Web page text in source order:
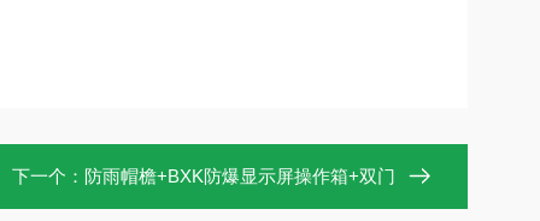
下一个： 防雨帽檐+BXK防爆显示屏操作箱+双门